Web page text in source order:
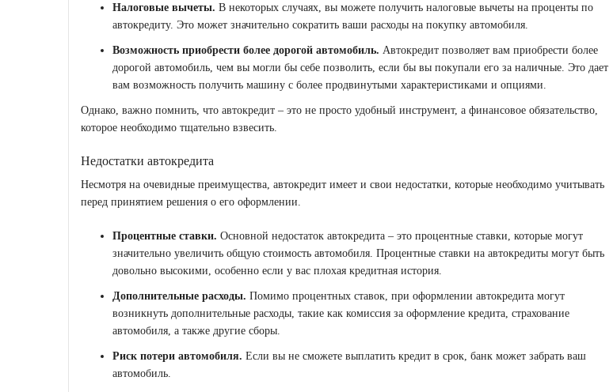
Налоговые вычеты. В некоторых случаях, вы можете получить налоговые вычеты на проценты по
автокредиту. Это может значительно сократить ваши расходы на покупку автомобиля.
Возможность приобрести более дорогой автомобиль. Автокредит позволяет вам приобрести более
дорогой автомобиль, чем вы могли бы себе позволить, если бы вы покупали его за наличные. Это дает
вам возможность получить машину с более продвинутыми характеристиками и опциями.
Однако, важно помнить, что автокредит – это не просто удобный инструмент, а финансовое обязательство,
которое необходимо тщательно взвесить.
Недостатки автокредита
Несмотря на очевидные преимущества, автокредит имеет и свои недостатки, которые необходимо учитывать
перед принятием решения о его оформлении.
Процентные ставки. Основной недостаток автокредита – это процентные ставки, которые могут
значительно увеличить общую стоимость автомобиля. Процентные ставки на автокредиты могут быть
довольно высокими, особенно если у вас плохая кредитная история.
Дополнительные расходы. Помимо процентных ставок, при оформлении автокредита могут
возникнуть дополнительные расходы, такие как комиссия за оформление кредита, страхование
автомобиля, а также другие сборы.
Риск потери автомобиля. Если вы не сможете выплатить кредит в срок, банк может забрать ваш
автомобиль.